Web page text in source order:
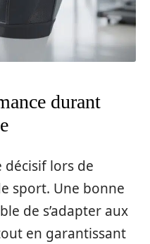
durant
lors de
sport. Une bonne
de s’adapter aux
en garantissant